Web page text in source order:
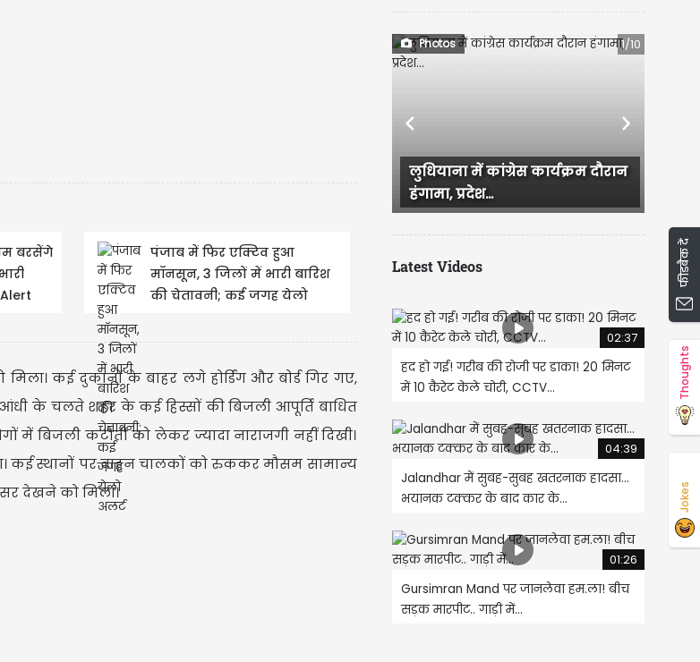
बरसेंगे
पंजाब में फिर एक्टिव हुआ
मॉनसून, 3 जिलों में भारी बारिश
की चेतावनी; कई जगह येलो
कई दुकानों के बाहर लगे होर्डिंग और बोर्ड गिर गए,
के चलते शहर के कई हिस्सों की बिजली आपूर्ति बाधित
बिजली कटौती को लेकर ज्यादा नाराजगी नहीं दिखी।
कई स्थानों पर वाहन चालकों को रुककर मौसम सामान्य
देखने को मिला।
Photos 1/10
लुधियाना में कांग्रेस कार्यक्रम दौरान
Ludhiana में आज सुबह बारिश
Previous Next
Latest Videos
02:37
हद हो गई! गरीब की रोजी पर डाका! 20 मिनट
में 10 कैरेट केले चोरी, CCTV...
04:39
Jalandhar में सुबह-सुबह खतरनाक हादसा...
भयानक टक्कर के बाद कार के...
01:26
Gursimran Mand पर जानलेवा हम.ला! बीच
सड़क मारपीट.. गाड़ी में...
फीडबैक दें
Thoughts
Jokes